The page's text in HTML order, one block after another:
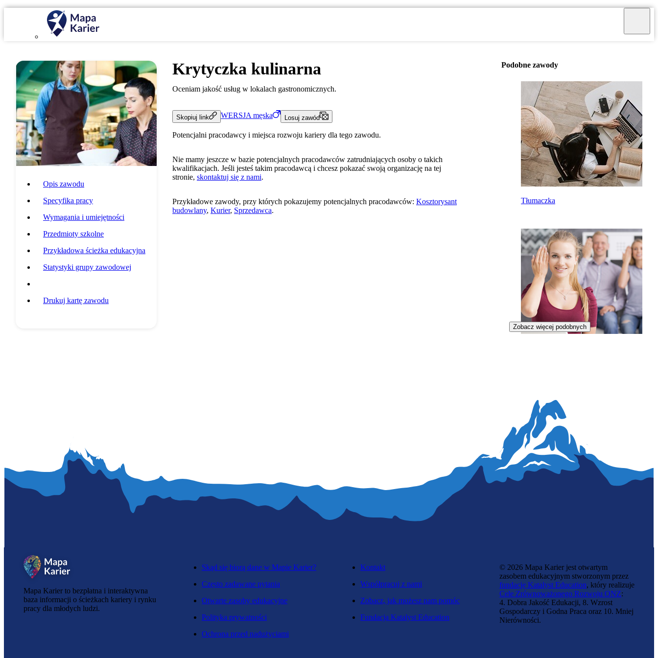
Opis zawodu
Specyfika pracy
Wymagania i umiejętności
Przedmioty szkolne
Przykładowa ścieżka edukacyjna
Statystyki grupy zawodowej
Drukuj kartę zawodu
Krytyczka kulinarna
Oceniam jakość usług w lokalach gastronomicznych.
Skopiuj link WERSJA męska Losuj zawód
Potencjalni pracodawcy i miejsca rozwoju kariery dla tego zawodu.
Nie mamy jeszcze w bazie potencjalnych pracodawców zatrudniających osoby o takich
kwalifikacjach. Jeśli jesteś takim pracodawcą i chcesz pokazać swoją organizację na tej
stronie, skontaktuj się z nami.
Przykładowe zawody, przy których pokazujemy potencjalnych pracodawców: Kosztorysant
budowlany, Kurier, Sprzedawca.
Podobne zawody
Tłumaczka
Zobacz więcej podobnych
Mapa Karier to bezpłatna i interaktywna
baza informacji o ścieżkach kariery i rynku
pracy dla młodych ludzi.
Skąd się biorą dane w Mapie Karier?
Często zadawane pytania
Otwarte zasoby edukacyjne
Polityka prywatności
Ochrona przed nadużyciami
Kontakt
Współpracuj z nami
Zobacz, jak możesz nam pomóc
Fundacja Katalyst Education
© 2026 Mapa Karier jest otwartym
zasobem edukacyjnym stworzonym przez
fundację Katalyst Education, który realizuje
Cele Zrównoważonego Rozwoju ONZ:
4. Dobra Jakość Edukacji, 8. Wzrost
Gospodarczy i Godna Praca oraz 10. Mniej
Nierówności.